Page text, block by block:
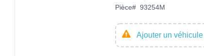
Pièce# 93254M
Ajouter un